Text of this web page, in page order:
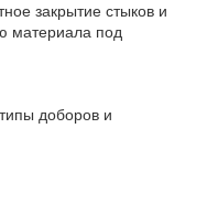
закрытие стыков и
материала под
доборов и